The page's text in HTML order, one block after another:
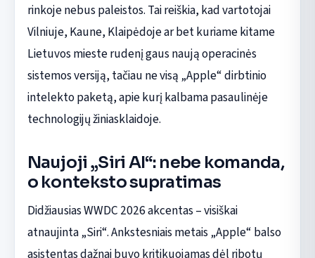
rinkoje nebus paleistos. Tai reiškia, kad vartotojai
Vilniuje, Kaune, Klaipėdoje ar bet kuriame kitame
Lietuvos mieste rudenį gaus naują operacinės
sistemos versiją, tačiau ne visą „Apple“ dirbtinio
intelekto paketą, apie kurį kalbama pasaulinėje
technologijų žiniasklaidoje.
Naujoji „Siri AI“: nebe komanda,
o konteksto supratimas
Didžiausias WWDC 2026 akcentas – visiškai
atnaujinta „Siri“. Ankstesniais metais „Apple“ balso
asistentas dažnai buvo kritikuojamas dėl ribotų